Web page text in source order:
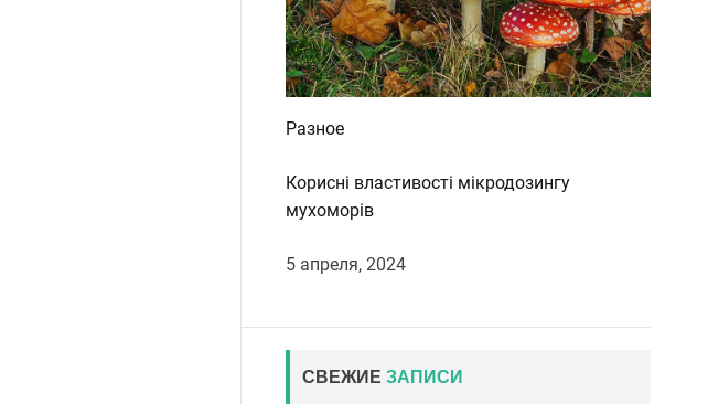
Разное
Корисні властивості мікродозингу
мухоморів
5 апреля, 2024
СВЕЖИЕ ЗАПИСИ